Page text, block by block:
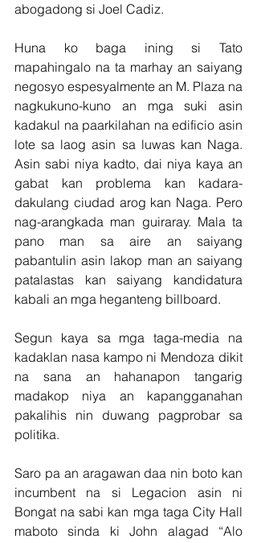
abogadong si Joel Cadiz.
Huna ko baga ining si Tato
mapahingalo na ta marhay an saiyang
negosyo espesyalmente an M. Plaza na
nagkukuno-kuno an mga suki asin
kadakul na paarkilahan na edificio asin
lote sa laog asin sa luwas kan Naga.
Asin sabi niya kadto, dai niya kaya an
gabat kan problema kan kadara-
dakulang ciudad arog kan Naga. Pero
nag-arangkada man guiraray. Mala ta
pano man sa aire an saiyang
pabantulin asin lakop man an saiyang
patalastas kan saiyang kandidatura
kabali an mga heganteng billboard.
Segun kaya sa mga taga-media na
kadaklan nasa kampo ni Mendoza dikit
na sana an hahanapon tangarig
madakop niya an kapangganahan
pakalihis nin duwang pagprobar sa
politika.
Saro pa an aragawan daa nin boto kan
incumbent na si Legacion asin ni
Bongat na sabi kan mga taga City Hall
maboto sinda ki John alagad “Alo